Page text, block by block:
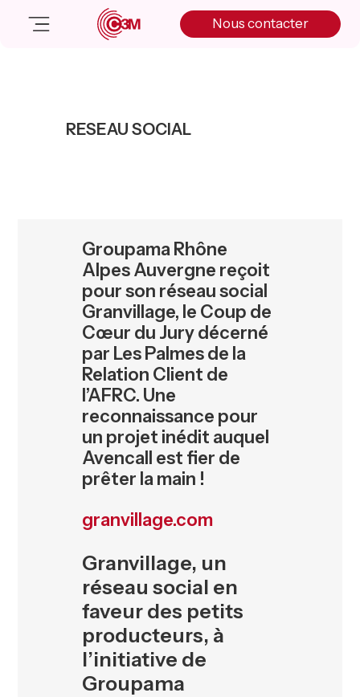
Nous contacter
Salle de presse
Nous contacter
RESEAU SOCIAL
Groupama Rhône
Alpes Auvergne reçoit
pour son réseau social
Granvillage, le Coup de
Cœur du Jury décerné
par Les Palmes de la
Relation Client de
l’AFRC. Une
reconnaissance pour
un projet inédit auquel
Avencall est fier de
prêter la main !
granvillage.com
Granvillage, un
réseau social en
faveur des petits
producteurs, à
l’initiative de
Groupama